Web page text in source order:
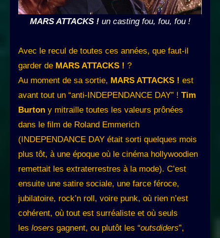
MARS ATTACKS !un casting fou, fou, fou !
Avec le recul de toutes ces années, que faut-il
garder de MARS ATTACKS ! ?
Au moment de sa sortie, MARS ATTACKS ! est
avant tout un “anti-INDEPENDANCE DAY” ! Tim
Burton y mitraille toutes les valeurs prônées
dans le film de Roland Emmerich
(INDEPENDANCE DAY était sorti quelques mois
plus tôt, à une époque où le cinéma hollywoodien
remettait les extraterrestres à la mode). C’est
ensuite une satire sociale, une farce féroce,
jubilatoire, rock’n roll, voire punk, où rien n’est
cohérent, où tout est surréaliste et où seuls
les losers gagnent, ou plutôt les “outsdiders”,